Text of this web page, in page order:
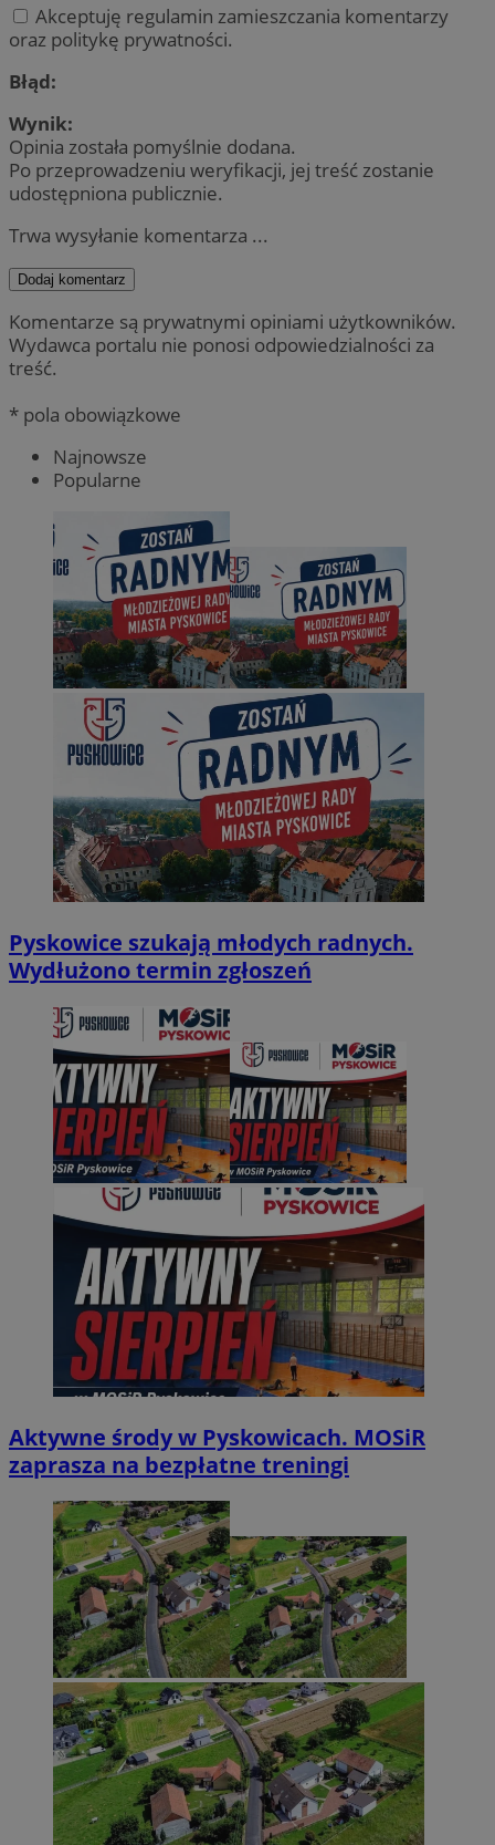
Akceptuję regulamin zamieszczania komentarzy
oraz politykę prywatności.
Błąd:
Wynik:
Opinia została pomyślnie dodana.
Po przeprowadzeniu weryfikacji, jej treść zostanie
udostępniona publicznie.
Trwa wysyłanie komentarza ...
Dodaj komentarz
Komentarze są prywatnymi opiniami użytkowników.
Wydawca portalu nie ponosi odpowiedzialności za
treść.
* pola obowiązkowe
Najnowsze
Popularne
Pyskowice szukają młodych radnych.
Wydłużono termin zgłoszeń
Aktywne środy w Pyskowicach. MOSiR
zaprasza na bezpłatne treningi